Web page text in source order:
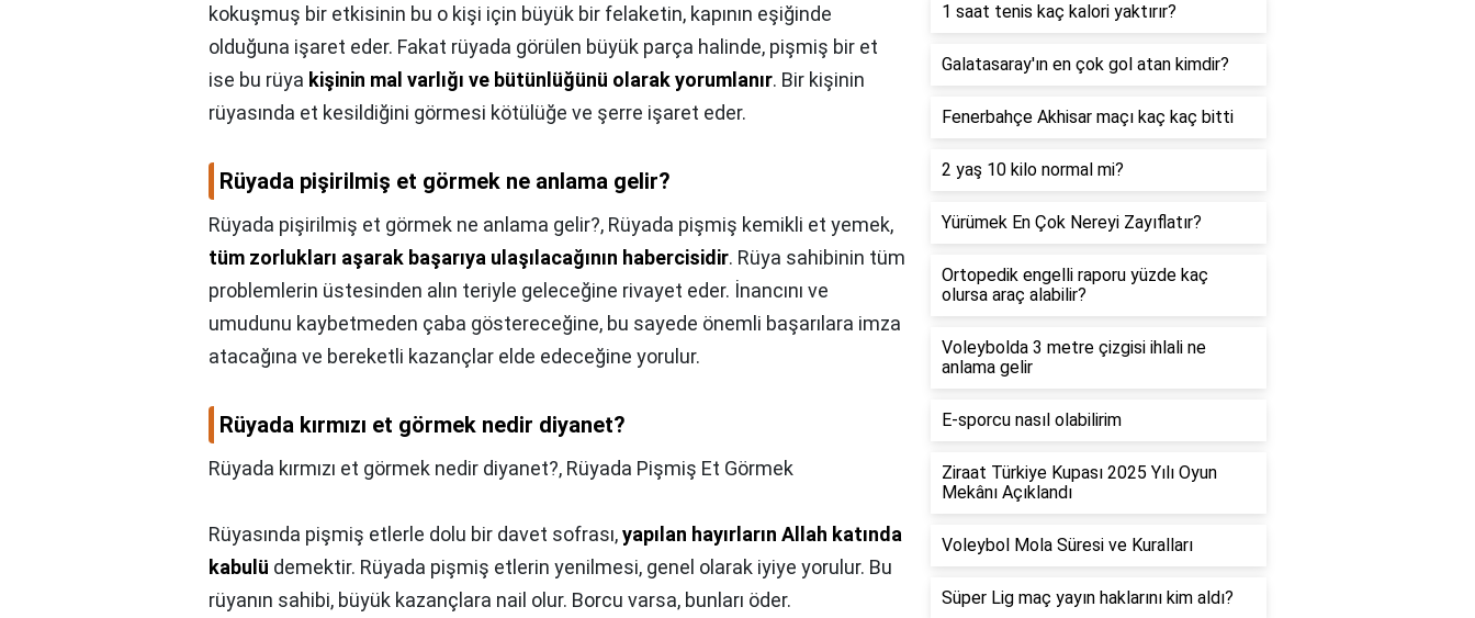
kokuşmuş bir etkisinin bu o kişi için büyük bir felaketin, kapının eşiğinde
olduğuna işaret eder. Fakat rüyada görülen büyük parça halinde, pişmiş bir et
ise bu rüya kişinin mal varlığı ve bütünlüğünü olarak yorumlanır. Bir kişinin
rüyasında et kesildiğini görmesi kötülüğe ve şerre işaret eder.
Rüyada pişirilmiş et görmek ne anlama gelir?
Rüyada pişirilmiş et görmek ne anlama gelir?, Rüyada pişmiş kemikli et yemek,
tüm zorlukları aşarak başarıya ulaşılacağının habercisidir. Rüya sahibinin tüm
problemlerin üstesinden alın teriyle geleceğine rivayet eder. İnancını ve
umudunu kaybetmeden çaba göstereceğine, bu sayede önemli başarılara imza
atacağına ve bereketli kazançlar elde edeceğine yorulur.
Rüyada kırmızı et görmek nedir diyanet?
Rüyada kırmızı et görmek nedir diyanet?, Rüyada Pişmiş Et Görmek
Rüyasında pişmiş etlerle dolu bir davet sofrası,yapılan hayırların Allah katında
kabulü demektir. Rüyada pişmiş etlerin yenilmesi, genel olarak iyiye yorulur. Bu
rüyanın sahibi, büyük kazançlara nail olur. Borcu varsa, bunları öder.
1 saat tenis kaç kalori yaktırır?
Galatasaray'ın en çok gol atan kimdir?
Fenerbahçe Akhisar maçı kaç kaç bitti
2 yaş 10 kilo normal mi?
Yürümek En Çok Nereyi Zayıflatır?
Ortopedik engelli raporu yüzde kaç
olursa araç alabilir?
Voleybolda 3 metre çizgisi ihlali ne
anlama gelir
E-sporcu nasıl olabilirim
Ziraat Türkiye Kupası 2025 Yılı Oyun
Mekânı Açıklandı
Voleybol Mola Süresi ve Kuralları
Süper Lig maç yayın haklarını kim aldı?